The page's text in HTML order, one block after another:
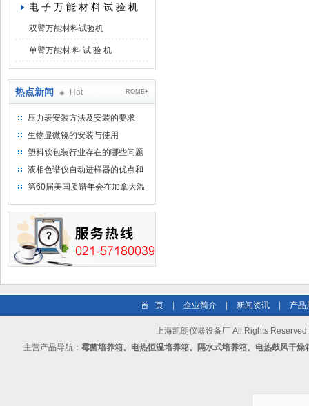
电 子 万 能 材 料 试 验 机
双臂万能材料试验机
单臂万能材 料 试 验 机
热点新闻 Hot ROME+
压力表安装方法及安装的要求
生物显微镜的安装与使用
塑料软包装行业存在的哪些问题
液相色谱仪自动进样器的优点和
维护
第60届美国质谱年会在加拿大温
首 页 企业简介 新闻资讯 产品
上海凯朗仪器设备厂 All Rights Reserved
主营产品导航： 霉菌培养箱、电热恒温培养箱、隔水式培养箱、电热鼓风干